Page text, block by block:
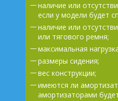
наличие или
если у модели будет
наличие или
или тягового ремня;
максимальная
размеры сидения;
вес конструкции;
имеются ли
амортизаторами